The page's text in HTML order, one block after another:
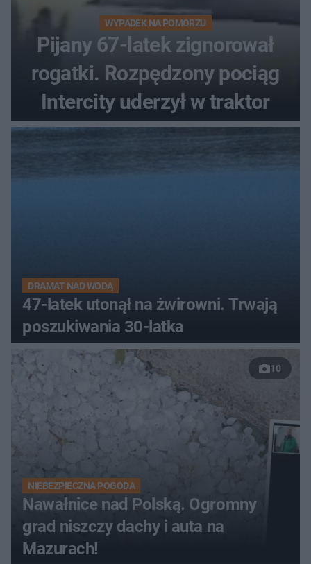
WYPADEK NA POMORZU
Pijany 67-latek zignorował
rogatki. Rozpędzony pociąg
Intercity uderzył w traktor
DRAMAT NAD WODĄ
47-latek utonął na żwirowni. Trwają
poszukiwania 30-latka
10
NIEBEZPIECZNA POGODA
Nawałnice nad Polską. Ogromny
grad niszczy dachy i auta na
Mazurach!